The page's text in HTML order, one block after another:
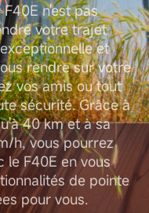
n'est pas
votre trajet
et
rendre sur votre
vos amis ou tout
sécurité. Grâce à
40 km et à sa
h, vous pourrez
le F40E en vous
de pointe
pour vous.